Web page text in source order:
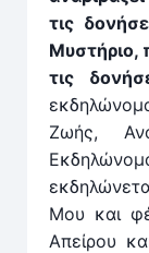
τις
Μυστήριο,
τις
Ζωής,
Μου και
Απείρου